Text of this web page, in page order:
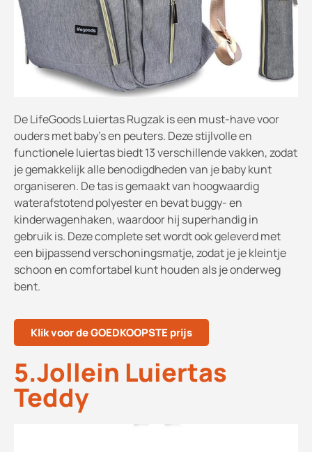
De LifeGoods Luiertas Rugzak is een must-have voor
ouders met baby's en peuters. Deze stijlvolle en
functionele luiertas biedt 13 verschillende vakken, zodat
je gemakkelijk alle benodigdheden van je baby kunt
organiseren. De tas is gemaakt van hoogwaardig
waterafstotend polyester en bevat buggy- en
kinderwagenhaken, waardoor hij superhandig in
gebruik is. Deze complete set wordt ook geleverd met
een bijpassend verschoningsmatje, zodat je je kleintje
schoon en comfortabel kunt houden als je onderweg
bent.
Klik voor de GOEDKOOPSTE prijs
5.Jollein Luiertas
Teddy